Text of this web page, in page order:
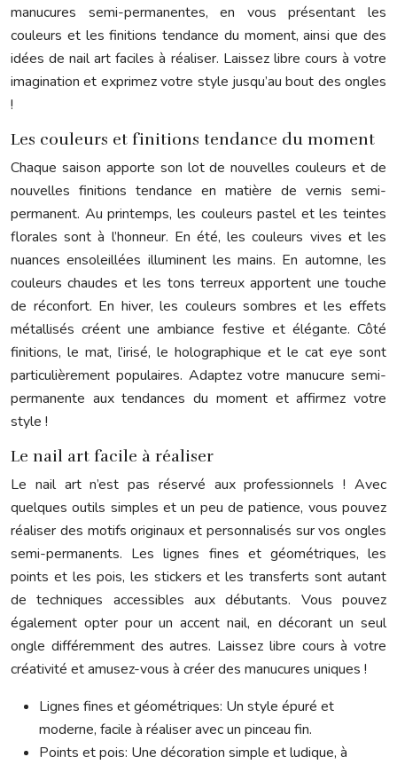
manucures semi-permanentes, en vous présentant les
couleurs et les finitions tendance du moment, ainsi que des
idées de nail art faciles à réaliser. Laissez libre cours à votre
imagination et exprimez votre style jusqu’au bout des ongles
!
Les couleurs et finitions tendance du moment
Chaque saison apporte son lot de nouvelles couleurs et de
nouvelles finitions tendance en matière de vernis semi-
permanent. Au printemps, les couleurs pastel et les teintes
florales sont à l’honneur. En été, les couleurs vives et les
nuances ensoleillées illuminent les mains. En automne, les
couleurs chaudes et les tons terreux apportent une touche
de réconfort. En hiver, les couleurs sombres et les effets
métallisés créent une ambiance festive et élégante. Côté
finitions, le mat, l’irisé, le holographique et le cat eye sont
particulièrement populaires. Adaptez votre manucure semi-
permanente aux tendances du moment et affirmez votre
style !
Le nail art facile à réaliser
Le nail art n’est pas réservé aux professionnels ! Avec
quelques outils simples et un peu de patience, vous pouvez
réaliser des motifs originaux et personnalisés sur vos ongles
semi-permanents. Les lignes fines et géométriques, les
points et les pois, les stickers et les transferts sont autant
de techniques accessibles aux débutants. Vous pouvez
également opter pour un accent nail, en décorant un seul
ongle différemment des autres. Laissez libre cours à votre
créativité et amusez-vous à créer des manucures uniques !
Lignes fines et géométriques: Un style épuré et
moderne, facile à réaliser avec un pinceau fin.
Points et pois: Une décoration simple et ludique, à